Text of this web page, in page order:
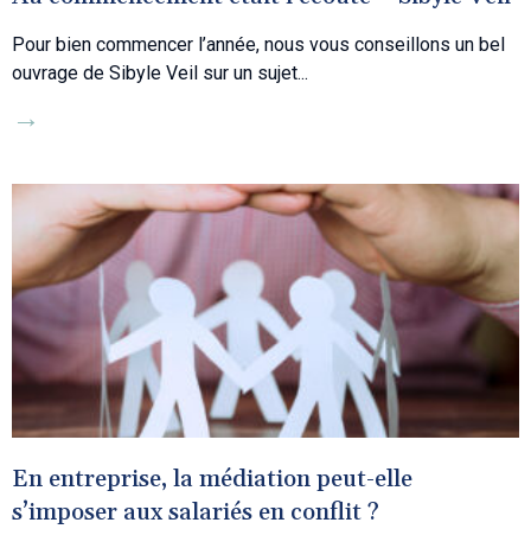
Pour bien commencer l’année, nous vous conseillons un bel
ouvrage de Sibyle Veil sur un sujet
→
En entreprise, la médiation peut-elle
s’imposer aux salariés en conflit ?